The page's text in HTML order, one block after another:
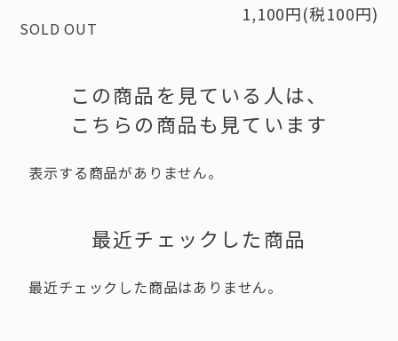
1,100円(税100円)
SOLD OUT
この商品を見ている人は、
こちらの商品も見ています
表示する商品がありません。
最近チェックした商品
最近チェックした商品はありません。